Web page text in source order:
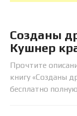
Созданы
Кушнер
Прочтите
книгу «Созданы
бесплатно